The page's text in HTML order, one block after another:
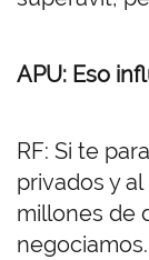
APU: Eso
RF: Si te
privados y
millones de